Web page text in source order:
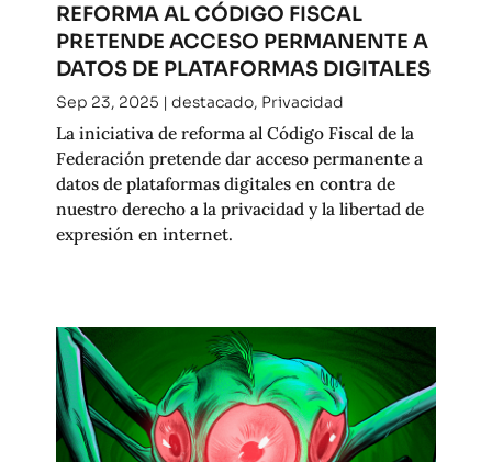
REFORMA AL CÓDIGO FISCAL
PRETENDE ACCESO PERMANENTE A
DATOS DE PLATAFORMAS DIGITALES
Sep 23, 2025 | destacado, Privacidad
La iniciativa de reforma al Código Fiscal de la
Federación pretende dar acceso permanente a
datos de plataformas digitales en contra de
nuestro derecho a la privacidad y la libertad de
expresión en internet.